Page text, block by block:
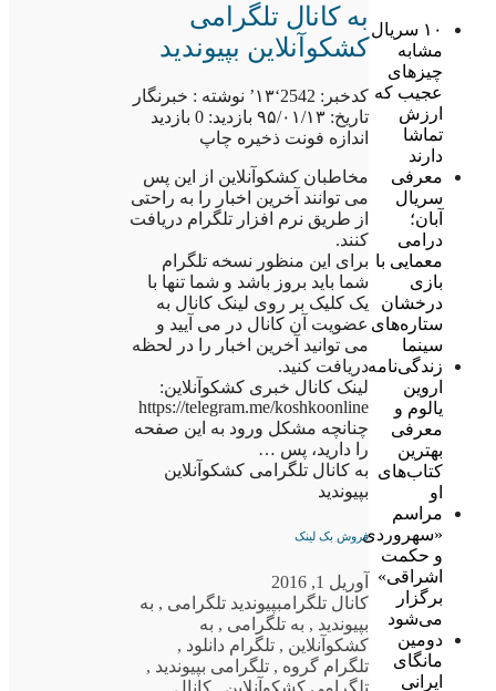
۱۰ سریال
مشابه
چیزهای
عجیب که
ارزش
تماشا
دارند
معرفی
سریال
آبان؛
درامی
معمایی با
بازی
درخشان
ستاره‌های
سینما
زندگی‌نامه
اروین
یالوم و
معرفی
بهترین
کتاب‌های
او
مراسم
«سهروردی
و حکمت
اشراقی»
برگزار
می‌شود
دومین
مانگای
ایرانی
به کانال تلگرامی
کشکوآنلاین بپیوندید
کدخبر: 2542‘۱۳’ نوشته : خبرنگار
تاریخ: ۹۵/۰۱/۱۳ بازدید: 0 بازدید
اندازه فونت ذخیره چاپ
مخاطبان کشکوآنلاین از این پس
می توانند آخرین اخبار را به راحتی
از طریق نرم افزار تلگرام دریافت
کنند.
برای این منظور نسخه تلگرام
شما باید بروز باشد و شما تنها با
یک کلیک بر روی لینک کانال به
عضویت آن کانال در می آیید و
می توانید آخرین اخبار را در لحظه
دریافت کنید.
لینک کانال خبری کشکوآنلاین:
https://telegram.me/koshkoonline
چنانچه مشکل ورود به این صفحه
را دارید، پس …
به کانال تلگرامی کشکوآنلاین
بپیوندید
فروش بک لینک
آوریل 1, 2016
کانال تلگرامبپیوندید تلگرامی , به
بپیوندید , به تلگرامی , به
کشکوآنلاین , تلگرام دانلود ,
تلگرام گروه , تلگرامی بپیوندید ,
تلگرامی کشکوآنلاین , کانال ,